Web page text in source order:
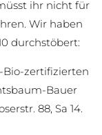
ihr nicht für
Wir haben
durchstöbert:
Bio-zertifizierten
Bauer
88, Sa 14.